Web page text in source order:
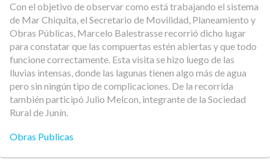
Con el objetivo de observar como está trabajando el sistema
de Mar Chiquita, el Secretario de Movilidad, Planeamiento y
Obras Públicas, Marcelo Balestrasse recorrió dicho lugar
para constatar que las compuertas estén abiertas y que todo
funcione correctamente. Esta visita se hizo luego de las
lluvias intensas, donde las lagunas tienen algo más de agua
pero sin ningún tipo de complicaciones. De la recorrida
también participó Julio Melcon, integrante de la Sociedad
Rural de Junín.
Obras Publicas